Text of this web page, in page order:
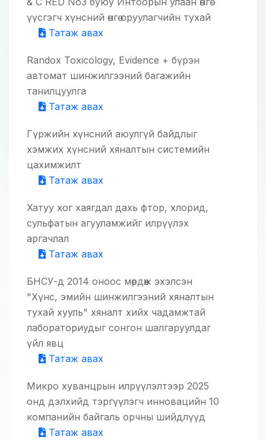
үүсгэгч хүнсний өнгө оруулагчийн тухай
Татаж авах
Randox Toxicology, Evidence + бүрэн
автомат шинжилгээний багажийн
танилцуулга
Татаж авах
Гүржийн хүнсний аюулгүй байдлыг
хэмжих хүнсний хяналтын системийн
цахимжилт
Татаж авах
Хатуу хог хаягдал дахь фтор, хлорид,
сульфатын агууламжийг илрүүлэх
аргачлал
Татаж авах
БНСУ-д 2014 оноос мөрдөж эхэлсэн
"Хүнс, эмийн шинжилгээний хяналтын
тухай хууль" хяналт хийх чадамжтай
лабораториудыг сонгон шалгаруулдаг
үйл явц
Татаж авах
Микро хуванцрын илрүүлэлтээр 2025
онд дэлхийд тэргүүлэгч инновацийн 10
компанийн байгаль орчны шийдлүүд
Татаж авах